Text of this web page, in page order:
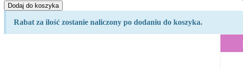
Dodaj do koszyka
Rabat za ilość zostanie naliczony po dodaniu do koszyka.